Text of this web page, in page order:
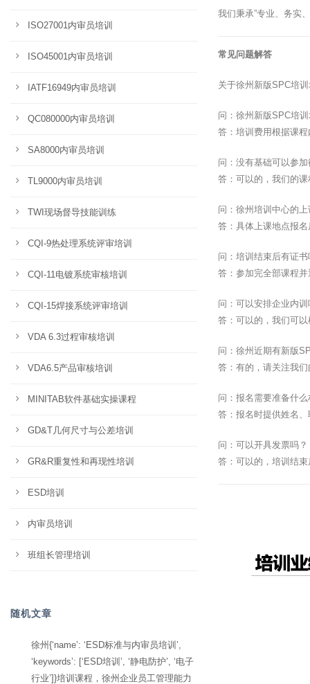
我们秉承”专业、务实
常见问题解答
关于徐州新版SPC培
问：徐州新版SPC培
答：培训费用根据课
问：没有基础可以参
答：可以的，我们的
问：徐州培训中心的
答：具体上课地点报
问：培训结束后有证书
答：参加完全部课程
问：可以安排企业内训
答：可以的，我们可
问：徐州近期有新版
答：有的，请关注我
问：报名需要准备什
答：报名时提供姓名
问：可以开具发票吗？
答：可以的，培训结
ISO27001内审员培训
ISO45001内审员培训
IATF16949内审员培训
QC080000内审员培训
SA8000内审员培训
TL9000内审员培训
TWI现场督导技能训练
CQI-9热处理系统评审培训
CQI-11电镀系统审核培训
CQI-15焊接系统评审培训
VDA 6.3过程审核培训
VDA6.5产品审核培训
MINITAB软件基础实操课程
GD&T几何尺寸与公差培训
GR&R重复性和再现性培训
ESD培训
内审员培训
班组长管理培训
随机文章
徐州{‘name’: ‘ESD标准与内审员培训’,
‘keywords’: [‘ESD培训’, ‘静电防护’, ‘电子
行业’]}培训课程，徐州企业员工管理能力